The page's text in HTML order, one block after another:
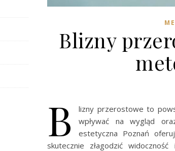
Blizny
B
lizny przerostowe to
wpływać na wygląd
estetyczna Poznań
skutecznie złagodzić